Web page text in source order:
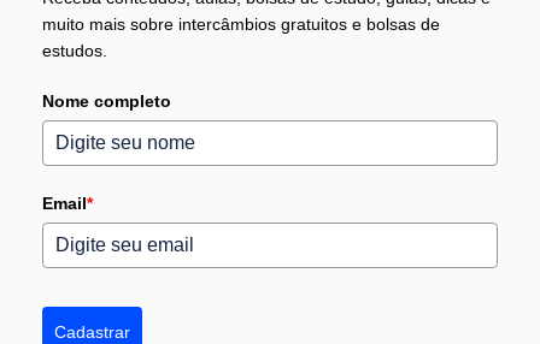
muito mais sobre intercâmbios gratuitos e bolsas de
estudos.
Nome completo
Email*
Cadastrar